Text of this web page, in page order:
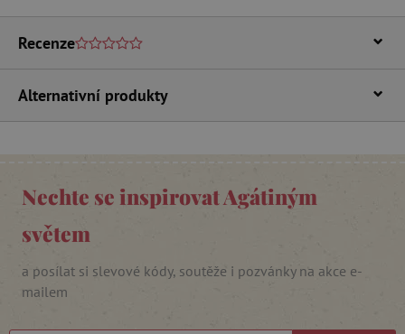
Recenze
Alternativní produkty
Nechte se inspirovat Agátiným
světem
a posílat si slevové kódy, soutěže i pozvánky na akce e-
mailem
_lb_ccc .agatinsvet.cz
Google Privacy Policy